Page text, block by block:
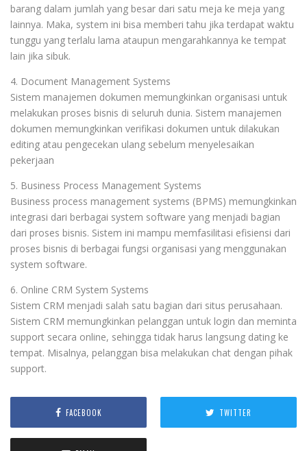
barang dalam jumlah yang besar dari satu meja ke meja yang
lainnya. Maka, system ini bisa memberi tahu jika terdapat waktu
tunggu yang terlalu lama ataupun mengarahkannya ke tempat
lain jika sibuk.
4. Document Management Systems
Sistem manajemen dokumen memungkinkan organisasi untuk
melakukan proses bisnis di seluruh dunia. Sistem manajemen
dokumen memungkinkan verifikasi dokumen untuk dilakukan
editing atau pengecekan ulang sebelum menyelesaikan
pekerjaan
5. Business Process Management Systems
Business process management systems (BPMS) memungkinkan
integrasi dari berbagai system software yang menjadi bagian
dari proses bisnis. Sistem ini mampu memfasilitasi efisiensi dari
proses bisnis di berbagai fungsi organisasi yang menggunakan
system software.
6. Online CRM System Systems
Sistem CRM menjadi salah satu bagian dari situs perusahaan.
Sistem CRM memungkinkan pelanggan untuk login dan meminta
support secara online, sehingga tidak harus langsung dating ke
tempat. Misalnya, pelanggan bisa melakukan chat dengan pihak
support.
FACEBOOK TWITTER